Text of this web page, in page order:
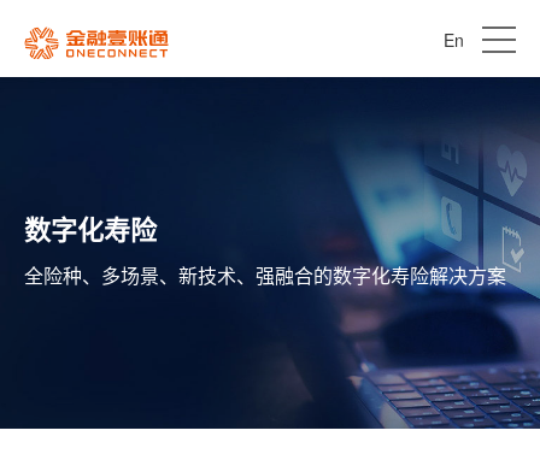
En
数字化寿险
全险种、多场景、新技术、强融合的数字化寿险解决方案